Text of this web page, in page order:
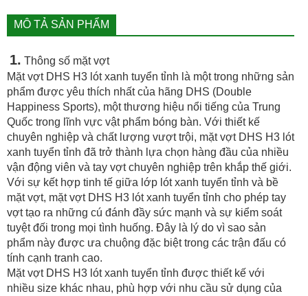
MÔ TẢ SẢN PHẨM
1. Thông số mặt vợt
Mặt vợt DHS H3 lót xanh tuyển tỉnh là một trong những sản
phẩm được yêu thích nhất của hãng DHS (Double
Happiness Sports), một thương hiệu nổi tiếng của Trung
Quốc trong lĩnh vực vật phẩm bóng bàn. Với thiết kế
chuyên nghiệp và chất lượng vượt trội, mặt vợt DHS H3 lót
xanh tuyển tỉnh đã trở thành lựa chọn hàng đầu của nhiều
vận động viên và tay vợt chuyên nghiệp trên khắp thế giới.
Với sự kết hợp tinh tế giữa lớp lót xanh tuyển tỉnh và bề
mặt vợt, mặt vợt DHS H3 lót xanh tuyển tỉnh cho phép tay
vợt tạo ra những cú đánh đầy sức mạnh và sự kiểm soát
tuyệt đối trong mọi tình huống. Đây là lý do vì sao sản
phẩm này được ưa chuộng đặc biệt trong các trận đấu có
tính cạnh tranh cao.
Mặt vợt DHS H3 lót xanh tuyển tỉnh được thiết kế với
nhiều size khác nhau, phù hợp với nhu cầu sử dụng của